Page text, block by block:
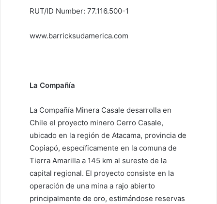
RUT/ID Number: 77.116.500-1
www.barricksudamerica.com
La Compañía
La Compañía Minera Casale desarrolla en
Chile el proyecto minero Cerro Casale,
ubicado en la región de Atacama, provincia de
Copiapó, específicamente en la comuna de
Tierra Amarilla a 145 km al sureste de la
capital regional. El proyecto consiste en la
operación de una mina a rajo abierto
principalmente de oro, estimándose reservas